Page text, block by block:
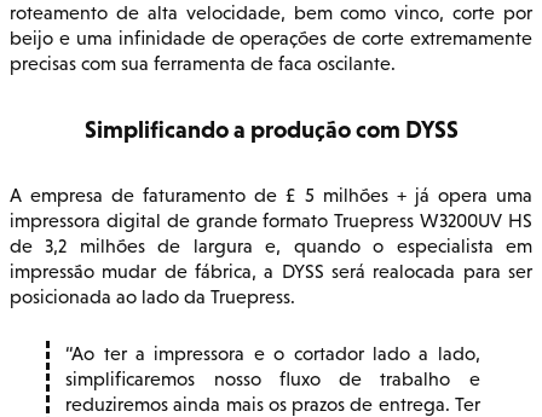
roteamento de alta velocidade, bem como vinco, corte por
beijo e uma infinidade de operações de corte extremamente
precisas com sua ferramenta de faca oscilante.
Simplificando a produção com DYSS
A empresa de faturamento de £ 5 milhões + já opera uma
impressora digital de grande formato Truepress W3200UV HS
de 3,2 milhões de largura e, quando o especialista em
impressão mudar de fábrica, a DYSS será realocada para ser
posicionada ao lado da Truepress.
Ao ter a impressora e o cortador lado a lado,
simplificaremos nosso fluxo de trabalho e
reduziremos ainda mais os prazos de entrega. Ter